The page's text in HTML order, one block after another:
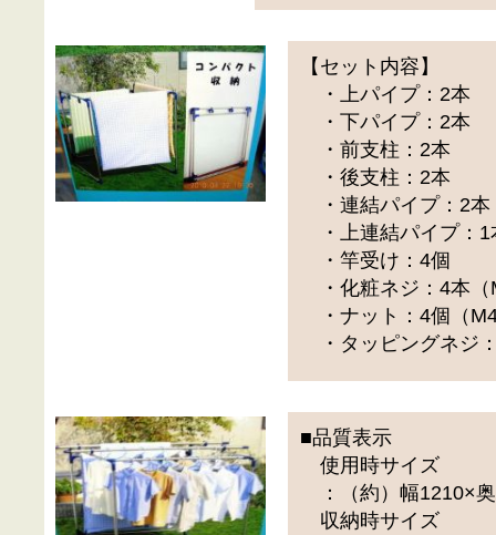
【セット内容】
・上パイプ：2本
・下パイプ：2本
・前支柱：2本
・後支柱：2本
・連結パイプ：2本
・上連結パイプ：1
・竿受け：4個
・化粧ネジ：4本（
・ナット：4個（
・タッピングネジ
■品質表示
使用時サイズ
：（約）幅1210×
収納時サイズ